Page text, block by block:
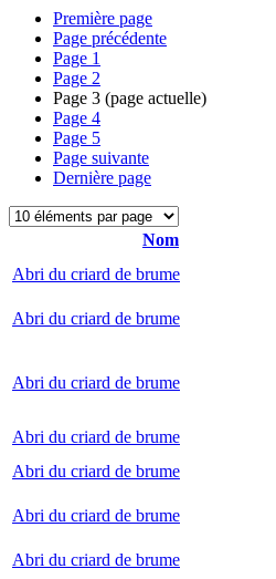
Première page
Page précédente
Page 1
Page 2
Page 3 (page actuelle)
Page 4
Page 5
Page suivante
Dernière page
Nom
Abri du criard de brume
Abri du criard de brume
Abri du criard de brume
Abri du criard de brume
Abri du criard de brume
Abri du criard de brume
Abri du criard de brume